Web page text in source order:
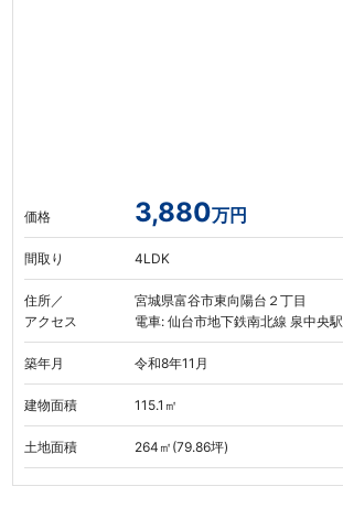
価格 3,880万円
間取り 4LDK
住所／
アクセス
宮城県富谷市東向陽台２丁目
電車: 仙台市地下鉄南北線 泉中央駅
築年月 令和8年11月
建物面積 115.1㎡
土地面積 264㎡(79.86坪)